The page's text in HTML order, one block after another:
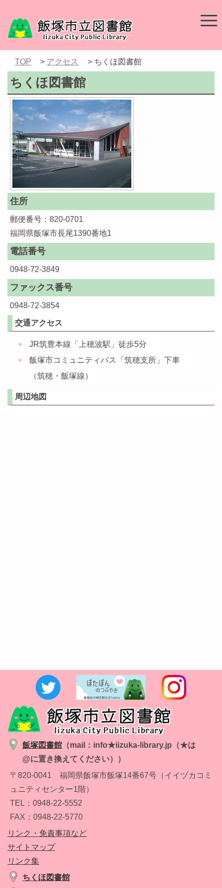
TOP > アクセス > ちくほ図書館
ちくほ図書館
住所
郵便番号：820-0701
福岡県飯塚市長尾1390番地1
電話番号
0948-72-3849
ファックス番号
0948-72-3854
交通アクセス
JR筑豊本線「上穂波駅」徒歩5分
飯塚市コミュニティバス「筑穂支所」下車
（筑穂・飯塚線）
周辺地図
飯塚図書館 （mail：info★iizuka-library.jp（★は
@に置き換えてください））
〒820-0041 福岡県飯塚市飯塚14番67号（イイヅカコミ
ュニティセンター1階）
TEL：0948-22-5552
FAX：0948-22-5770
リンク・免責事項など
サイトマップ
リンク集
ちくほ図書館